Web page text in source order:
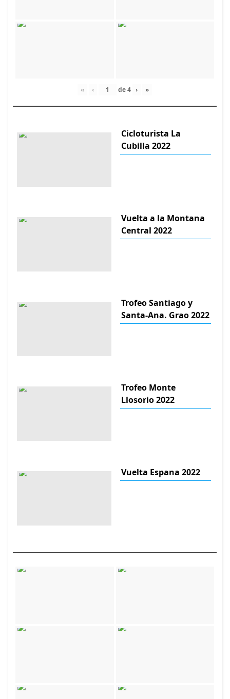
« ‹ de4 › »
Cicloturista La
Cubilla 2022
Vuelta a la Montana
Central 2022
Trofeo Santiago y
Santa-Ana. Grao 2022
Trofeo Monte
Llosorio 2022
Vuelta Espana 2022